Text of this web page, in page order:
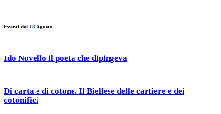
Eventi del 18 Agosto
Ido Novello il poeta che dipingeva
Di carta e di cotone. Il Biellese delle cartiere e dei
cotonifici